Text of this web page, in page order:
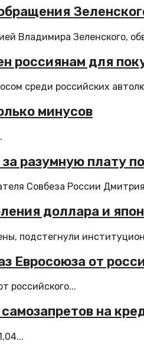
Владимира Зеленского,
россиянам для
среди российских
минусов
разумную плату
Совбеза России
доллара и
подстегнули
от
российского...
на